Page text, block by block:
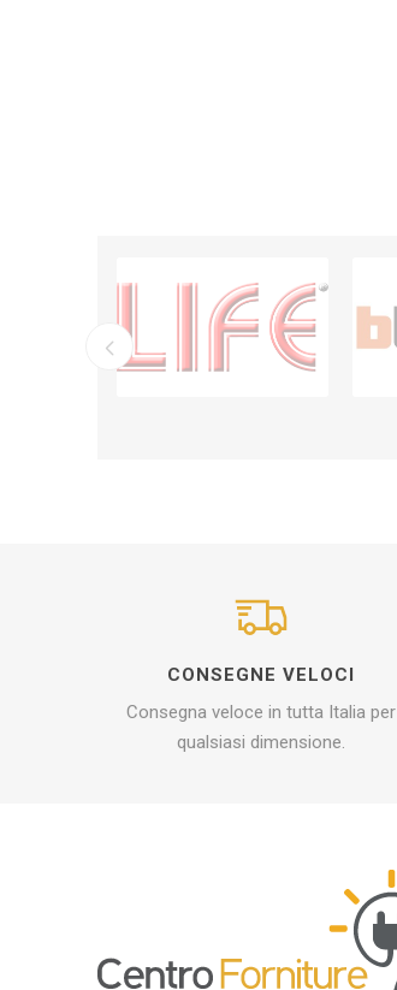
CONSEGNE VELOCI
Consegna veloce in tutta Italia per
qualsiasi dimensione.